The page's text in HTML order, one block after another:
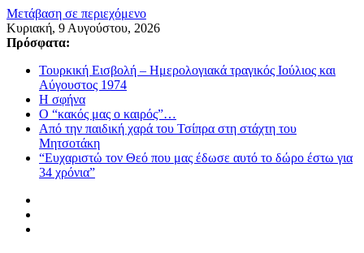
Μετάβαση σε περιεχόμενο
Κυριακή, 9 Αυγούστου, 2026
Πρόσφατα:
Τουρκική Εισβολή – Ημερολογιακά τραγικός Ιούλιος και
Αύγουστος 1974
Η σφήνα
Ο “κακός μας ο καιρός”…
Από την παιδική χαρά του Τσίπρα στη στάχτη του
Μητσοτάκη
“Ευχαριστώ τον Θεό που μας έδωσε αυτό το δώρο έστω για
34 χρόνια”